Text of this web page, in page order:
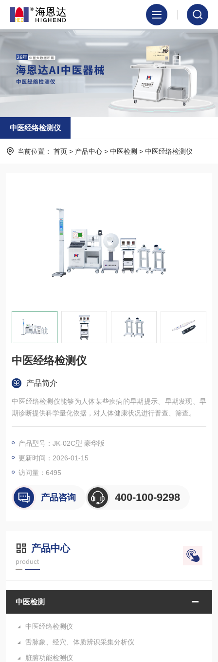
中医经络检测仪
当前位置： 首页 > 产品中心 > 中医检测 > 中医经络检测仪
中医经络检测仪
产品简介
中医经络检测仪能够为人体某些疾病的早期提示、早期发现、早
期诊断提供科学量化依据，对人体健康状况进行普查、筛查。
产品型号：JK-02C型 豪华版
更新时间：2026-01-15
访问量： 6495
产品咨询 400-100-9298
产品中心
product
中医检测
中医经络检测仪
舌脉象、经穴、体质辨识采集分析仪
脏腑功能检测仪